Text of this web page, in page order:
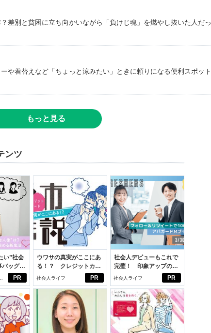
差別と貧困に立ち向かいながら「負けじ魂」を燃やし抜いた人だっ
や着替えなど「ちょっと涼みたい」ときに頼りになる便利スポット
もっと見る
ンツ
PR
い”社会
バッグ選
活
PR
ウワサの真実がここにあ
る！？ クレジットカー
ドの都市伝説
社会人ライフ PR
社会人デビューもこれで
完璧！ 印象アップのセ
ルフプロデュース術
社会人ライフ